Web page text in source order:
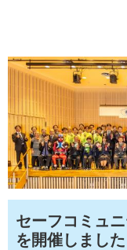
セーフコミュ
を開催しました